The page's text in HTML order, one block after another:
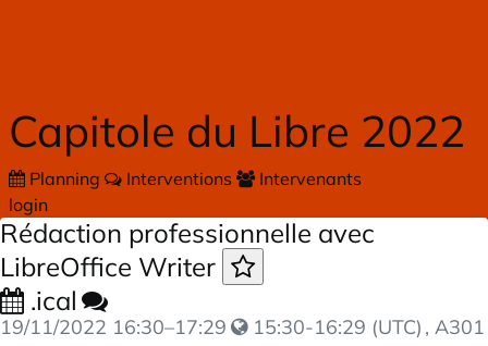
Capitole du Libre 2022
Planning Interventions
Intervenants
login
Rédaction professionnelle avec
LibreOffice Writer
.ical
19/11/2022 16:30–17:29 15:30-16:29 (UTC) , A301